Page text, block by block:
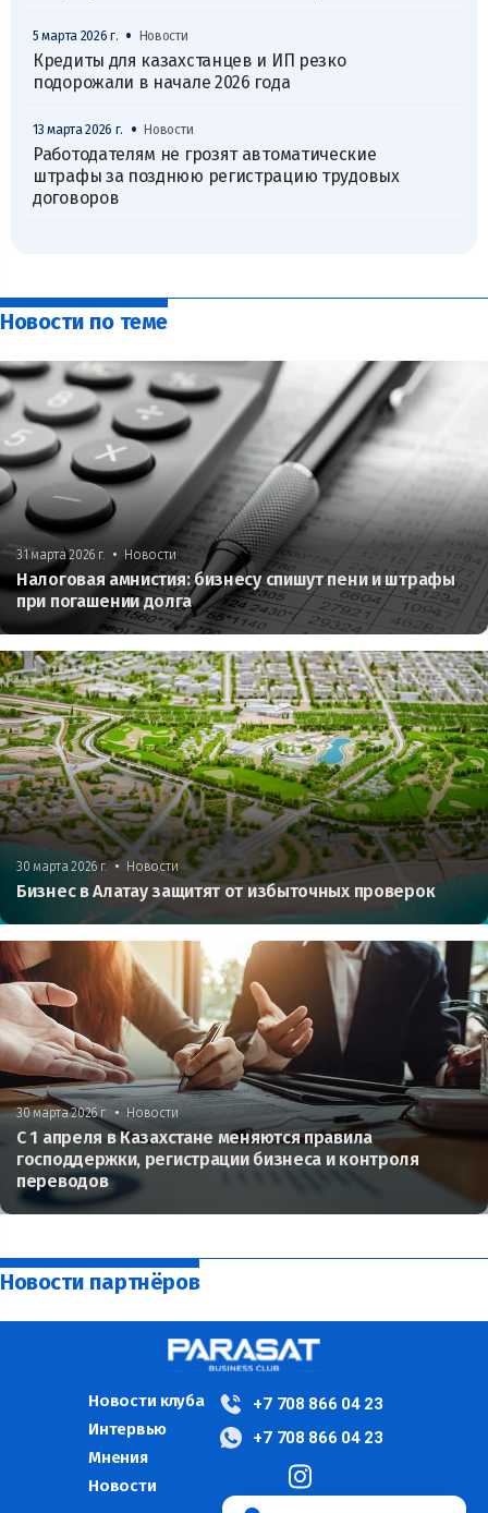
5 марта 2026 г. • Новости
Кредиты для казахстанцев и ИП резко
подорожали в начале 2026 года
13 марта 2026 г. • Новости
Работодателям не грозят автоматические
штрафы за позднюю регистрацию трудовых
договоров
Новости по теме
31 марта 2026 г. • Новости
Налоговая амнистия: бизнесу спишут пени и штрафы
при погашении долга
30 марта 2026 г. • Новости
Бизнес в Алатау защитят от избыточных проверок
30 марта 2026 г. • Новости
С 1 апреля в Казахстане меняются правила
господдержки, регистрации бизнеса и контроля
переводов
Новости партнёров
Новости клуба
Интервью
Мнения
Новости
+7 708 866 04 23
+7 708 866 04 23